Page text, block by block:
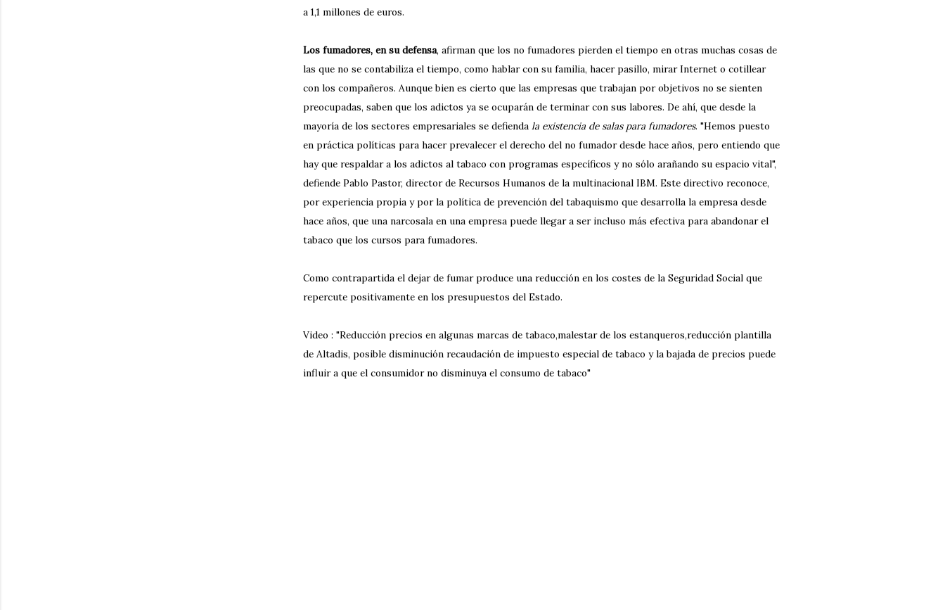
a 1,1 millones de euros.
Los fumadores, en su defensa, afirman que los no fumadores pierden el tiempo en otras muchas cosas de
las que no se contabiliza el tiempo, como hablar con su familia, hacer pasillo, mirar Internet o cotillear
con los compañeros. Aunque bien es cierto que las empresas que trabajan por objetivos no se sienten
preocupadas, saben que los adictos ya se ocuparán de terminar con sus labores. De ahí, que desde la
mayoría de los sectores empresariales se defienda la existencia de salas para fumadores. "Hemos puesto
en práctica políticas para hacer prevalecer el derecho del no fumador desde hace años, pero entiendo que
hay que respaldar a los adictos al tabaco con programas específicos y no sólo arañando su espacio vital",
defiende Pablo Pastor, director de Recursos Humanos de la multinacional IBM. Este directivo reconoce,
por experiencia propia y por la política de prevención del tabaquismo que desarrolla la empresa desde
hace años, que una narcosala en una empresa puede llegar a ser incluso más efectiva para abandonar el
tabaco que los cursos para fumadores.
Como contrapartida el dejar de fumar produce una reducción en los costes de la Seguridad Social que
repercute positivamente en los presupuestos del Estado.
Video : "Reducción precios en algunas marcas de tabaco,malestar de los estanqueros,reducción plantilla
de Altadis, posible disminución recaudación de impuesto especial de tabaco y la bajada de precios puede
influir a que el consumidor no disminuya el consumo de tabaco"